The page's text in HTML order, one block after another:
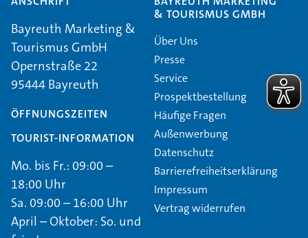
Bayreuth Marketing &
Tourismus GmbH
Opernstraße 22
95444 Bayreuth
ÖFFNUNGSZEITEN
TOURIST-INFORMATION
Mo. bis Fr.: 09:00 –
18:00 Uhr
Sa. 09:00 – 16:00 Uhr
April – Oktober: So. und
& TOURISMUS GMBH
Über Uns
Presse
Service
Prospektbestellung
Häufige Fragen
Außenwerbung
Datenschutz
Barrierefreiheitserklärung
Impressum
Vertrag widerrufen